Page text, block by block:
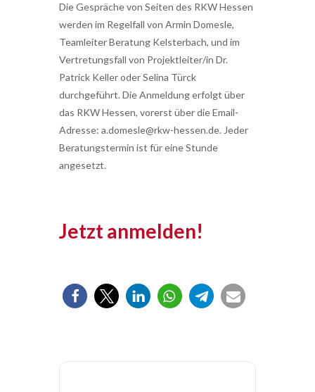
Die Gespräche von Seiten des RKW Hessen
werden im Regelfall von Armin Domesle,
Teamleiter Beratung Kelsterbach, und im
Vertretungsfall von Projektleiter/in Dr.
Patrick Keller oder Selina Türck
durchgeführt. Die Anmeldung erfolgt über
das RKW Hessen, vorerst über die Email-
Adresse: a.domesle@rkw-hessen.de. Jeder
Beratungstermin ist für eine Stunde
angesetzt.
Jetzt anmelden!